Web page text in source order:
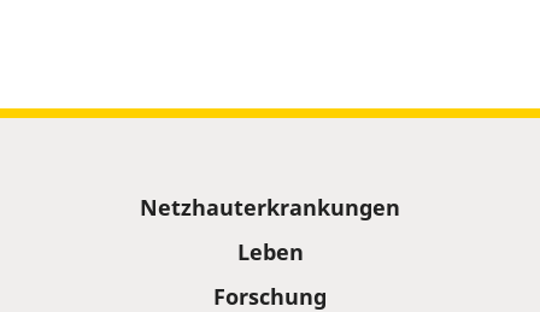
Netzhauterkrankungen
Leben
Forschung